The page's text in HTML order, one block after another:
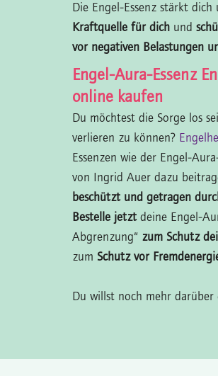
Die Engel-Essenz stärkt
Kraftquelle für dich und
vor negativen Belastungen
Engel-Aura-Essenz
online kaufen
Du möchtest die Sorge los
verlieren zu können?
Essenzen wie der Engel-
von Ingrid Auer dazu
beschützt und getragen
Bestelle jetztdeine Engel-
Abgrenzung“ zum Schutz
zum Schutz vor
Du willst noch mehr darüber